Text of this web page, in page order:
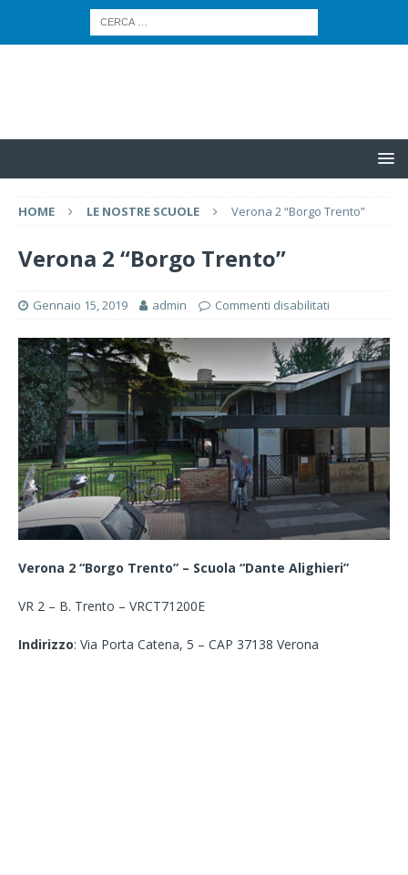
HOME LE NOSTRE SCUOLE Verona 2 “Borgo Trento”
Verona 2 “Borgo Trento”
Gennaio 15, 2019 admin Commenti disabilitati
Verona 2 “Borgo Trento” – Scuola “Dante Alighieri”
VR 2 – B. Trento – VRCT71200E
Indirizzo: Via Porta Catena, 5 – CAP 37138 Verona